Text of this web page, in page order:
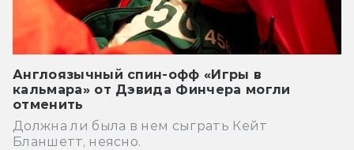
Англоязычный спин-офф «Игры в
кальмара» от Дэвида Финчера могли
отменить
Должна ли была в нем сыграть Кейт
Бланшетт, неясно.